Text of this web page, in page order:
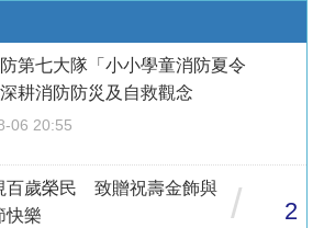
第七大隊「小小學童消防夏令
耕消防防災及自救觀念
06 20:55
百歲榮民 致贈祝壽金飾與
快樂
/ 2